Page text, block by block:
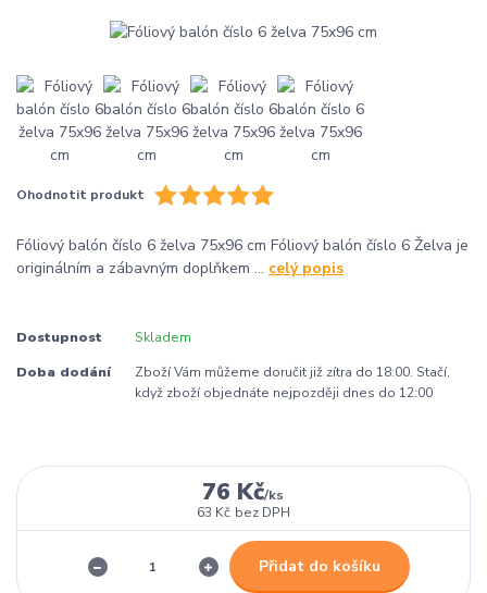
Ohodnotit produkt
Fóliový balón číslo 6 želva 75x96 cm Fóliový balón číslo 6 Želva je
originálním a zábavným doplňkem ... celý popis
Dostupnost Skladem
Doba dodání
Zboží Vám můžeme doručit již zítra do 18:00. Stačí,
když zboží objednáte nejpozději dnes do 12:00
76 Kč/ks
63 Kč bez DPH
Přidat do košíku